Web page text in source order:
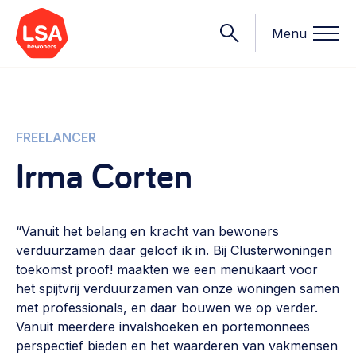
Menu
Onderwerpen
Starten van een initiatief
Financiën
Financieringsvormen, administratie, begroting en omzet >
Organisatie en beheer
Bestuur, horeca, evenementen, verhuur en communicatie >
Wat we doen
Onze leden
Contact
Nieuws
FREELANCER
Irma Corten
“Vanuit het belang en kracht van bewoners
verduurzamen daar geloof ik in. Bij Clusterwoningen
toekomst proof! maakten we een menukaart voor
het spijtvrij verduurzamen van onze woningen samen
met professionals, en daar bouwen we op verder.
Vanuit meerdere invalshoeken en portemonnees
perspectief bieden en het waarderen van vakmensen